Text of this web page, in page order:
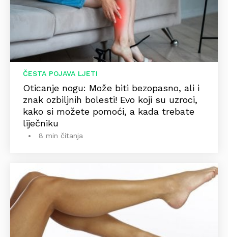
ČESTA POJAVA LJETI
Oticanje nogu: Može biti bezopasno, ali i
znak ozbiljnih bolesti! Evo koji su uzroci,
kako si možete pomoći, a kada trebate
liječniku
8 min čitanja